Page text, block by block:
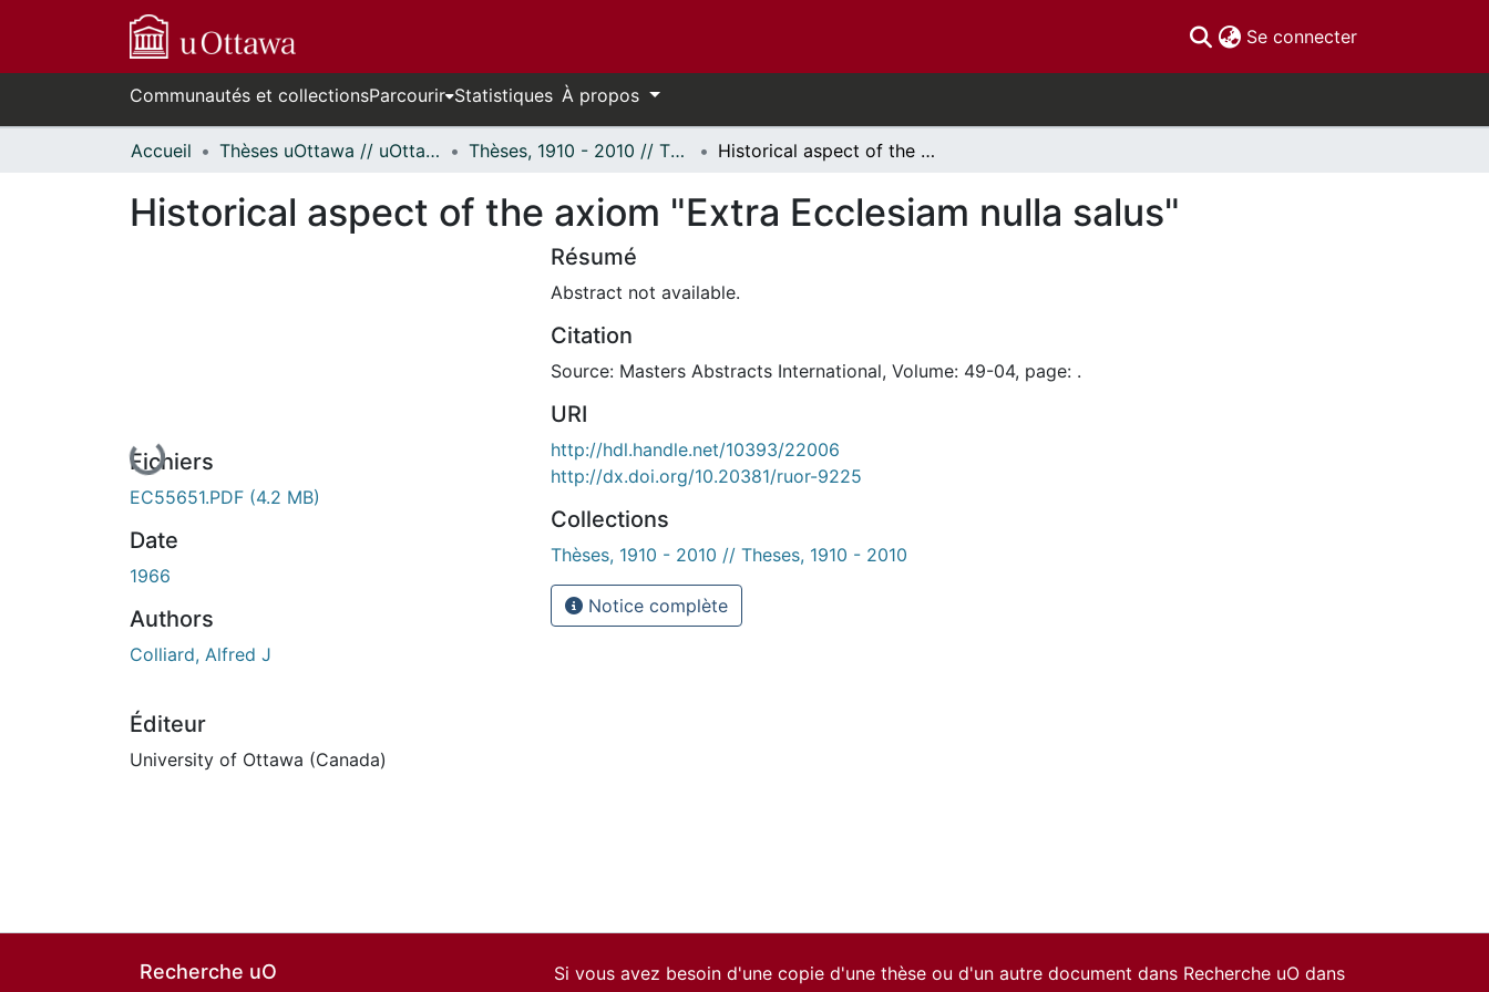
Se connecter(current)
Communautés et collectionsParcourir Statistiques À propos
Accueil Thèses uOttawa // uOttawa Theses Thèses, 1910 - 2010 // Theses, 1910 - 2010 Historical aspect of the axiom "Extra Ecclesiam nulla salus"
Historical aspect of the axiom "Extra Ecclesiam nulla salus"
En cours de chargement...
Fichiers
EC55651.PDF (4.2 MB)
Date
1966
Authors
Colliard, Alfred J
Éditeur
University of Ottawa (Canada)
Résumé
Abstract not available.
Citation
Source: Masters Abstracts International, Volume: 49-04, page: .
URI
http://hdl.handle.net/10393/22006
http://dx.doi.org/10.20381/ruor-9225
Collections
Thèses, 1910 - 2010 // Theses, 1910 - 2010
Notice complète
Recherche uO
Si vous avez besoin d'une copie d'une thèse ou d'un autre document dans Recherche uO dans